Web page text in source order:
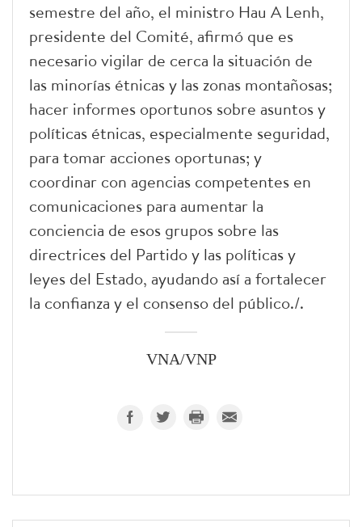
semestre del año, el ministro Hau A Lenh,
presidente del Comité, afirmó que es
necesario vigilar de cerca la situación de
las minorías étnicas y las zonas montañosas;
hacer informes oportunos sobre asuntos y
políticas étnicas, especialmente seguridad,
para tomar acciones oportunas; y
coordinar con agencias competentes en
comunicaciones para aumentar la
conciencia de esos grupos sobre las
directrices del Partido y las políticas y
leyes del Estado, ayudando así a fortalecer
la confianza y el consenso del público./.
VNA/VNP